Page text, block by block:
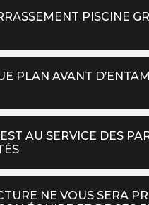
PISCINE
PLAN AVANT
AU SERVICE DES
NE VOUS SERA